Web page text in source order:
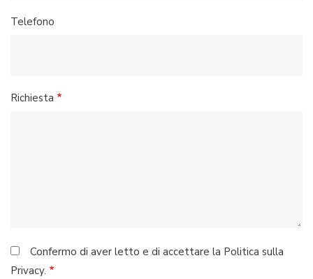
Telefono
Richiesta
Confermo di aver letto e di accettare la Politica sulla
Privacy.